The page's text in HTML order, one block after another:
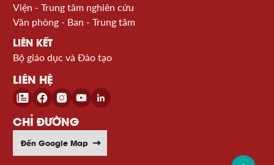
Viện - Trung tâm nghiên cứu
Văn phòng - Ban - Trung tâm
LIÊN KẾT
Bộ giáo dục và Đào tạo
LIÊN HỆ
CHỈ ĐƯỜNG
Đến Google Map